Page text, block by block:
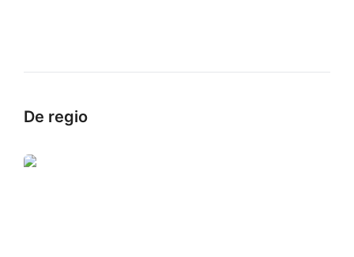
De regio